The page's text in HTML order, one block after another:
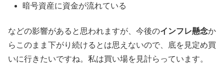
暗号資産に資金が流れている
などの影響があると思われますが、今後のインフレ懸念か
らこのまま下がり続けるとは思えないので、底を見定め買
いに行きたいですね。私は買い場を見計らっています。